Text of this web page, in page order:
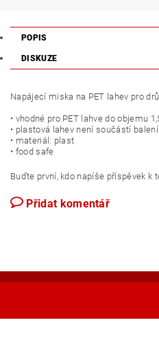
POPIS
DISKUZE
Napájecí miska na PET lahev pro
• vhodné pro PET lahve do objemu 1,5
• plastová lahev není součástí balení
• materiál: plast
• food safe
Buďte první, kdo napíše příspěvek k
Přidat komentář